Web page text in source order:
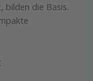
die Basis.